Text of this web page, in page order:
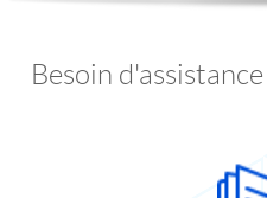
Besoin